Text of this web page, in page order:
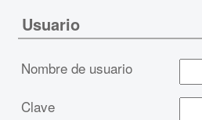
Usuario
Nombre de usuario
Clave